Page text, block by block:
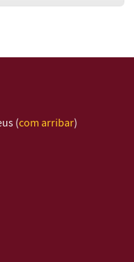
(com arribar)